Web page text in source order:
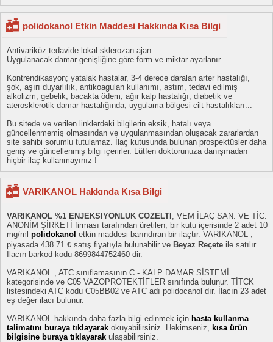
polidokanol Etkin Maddesi Hakkında Kısa Bilgi
Antivariköz tedavide lokal sklerozan ajan.
Uygulanacak damar genişliğine göre form ve miktar ayarlanır.
Kontrendikasyon; yatalak hastalar, 3-4 derece daralan arter hastalığı,
şok, aşırı duyarlılık, antikoagulan kullanımı, astım, tedavi edilmiş
alkolizm, gebelik, bacakta ödem, ağır kalp hastalığı, diabetik ve
aterosklerotik damar hastalığında, uygulama bölgesi cilt hastalıkları...
Bu sitede ve verilen linklerdeki bilgilerin eksik, hatalı veya
güncellenmemiş olmasından ve uygulanmasından oluşacak zararlardan
site sahibi sorumlu tutulamaz. İlaç kutusunda bulunan prospektüsler daha
geniş ve güncellenmiş bilgi içerirler. Lütfen doktorunuza danışmadan
hiçbir ilaç kullanmayınız !
VARIKANOL Hakkında Kısa Bilgi
VARIKANOL %1 ENJEKSIYONLUK COZELTI , VEM İLAÇ SAN. VE TİC.
ANONİM ŞİRKETİ firması tarafından üretilen, bir kutu içerisinde 2 adet 10
mg/ml polidokanol etkin maddesi barındıran bir ilaçtır. VARIKANOL ,
piyasada 438.71 ₺ satış fiyatıyla bulunabilir ve Beyaz Reçete ile satılır.
İlacın barkod kodu 8699844752460 dir.
VARIKANOL , ATC sınıflamasının C - KALP DAMAR SİSTEMİ
kategorisinde ve C05 VAZOPROTEKTİFLER sınıfında bulunur. TİTCK
listesindeki ATC kodu C05BB02 ve ATC adı polidocanol dır. İlacın 23 adet
eş değer ilacı bulunur.
VARIKANOL hakkında daha fazla bilgi edinmek için hasta kullanma
talimatını buraya tıklayarak okuyabilirsiniz. Hekimseniz, kısa ürün
bilgisine buraya tıklayarak ulaşabilirsiniz.